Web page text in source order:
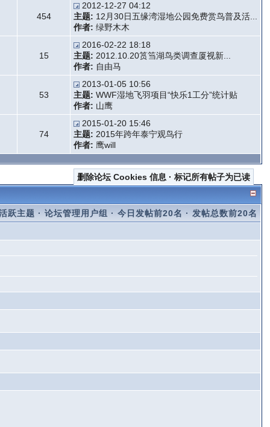
454
2012-12-27 04:12
主题: 12月30日五缘湾湿地公园免费赏鸟普及活...
作者: 绿野木木
15
2016-02-22 18:18
主题: 2012.10.20筼筜湖鸟类调查厦视新...
作者: 自由马
53
2013-01-05 10:56
主题: WWF湿地飞羽项目“快乐1工分”统计贴
作者: 山鹰
74
2015-01-20 15:46
主题: 2015年跨年泰宁观鸟行
作者: 鹰will
删除论坛 Cookies 信息 · 标记所有帖子为已读
跃主题 ·论坛管理用户组 ·今日发帖前20名 · 发帖总数前20名